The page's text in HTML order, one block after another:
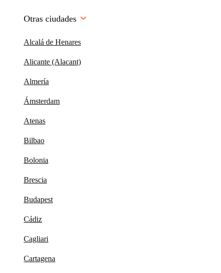
Otras ciudades
Alcalá de Henares
Alicante (Alacant)
Almería
Ámsterdam
Atenas
Bilbao
Bolonia
Brescia
Budapest
Cádiz
Cagliari
Cartagena